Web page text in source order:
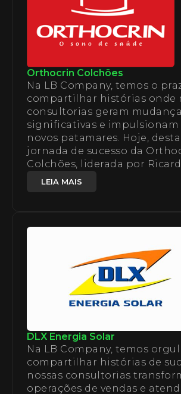
Orthocrin Colchões
Na LB Company, temos o
compartilhar histórias onde
consultorias geram
significativas e impulsionam
novos patamares. Hoje,
jornada de sucesso da
Colchões, liderada por
LEIA MAIS
DLX Energia Solar
Na LB Company, temos
compartilhar histórias de
nossas consultorias
operações de vendas e